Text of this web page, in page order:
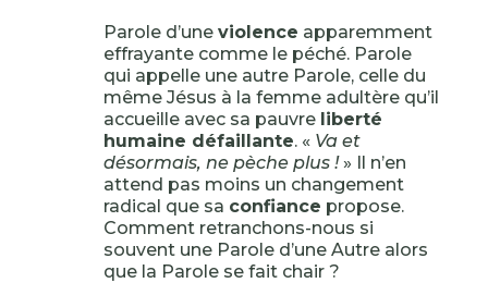
Parole d’une violence apparemment
effrayante comme le péché. Parole
qui appelle une autre Parole, celle du
même Jésus à la femme adultère qu’il
accueille avec sa pauvre liberté
humaine défaillante. « Va et
désormais, ne pèche plus !» Il n’en
attend pas moins un changement
radical que sa confiance propose.
Comment retranchons-nous si
souvent une Parole d’une Autre alors
que la Parole se fait chair ?